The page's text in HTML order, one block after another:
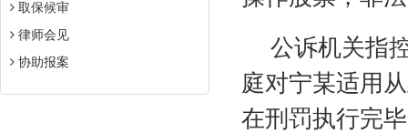
取保候审
律师会见
协助报案
公诉机关指
庭对宁某适用
在刑罚执行完毕